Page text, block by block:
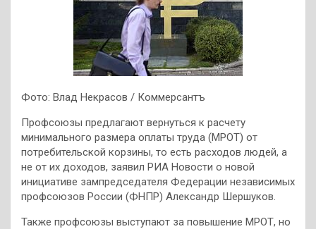
Фото: Влад Некрасов / Коммерсантъ
Профсоюзы предлагают вернуться к расчету
минимального размера оплаты труда (МРОТ) от
потребительской корзины, то есть расходов людей, а
не от их доходов, заявил РИА Новости о новой
инициативе зампредседателя Федерации независимых
профсоюзов России (ФНПР) Александр Шершуков.
Также профсоюзы выступают за повышение МРОТ, но